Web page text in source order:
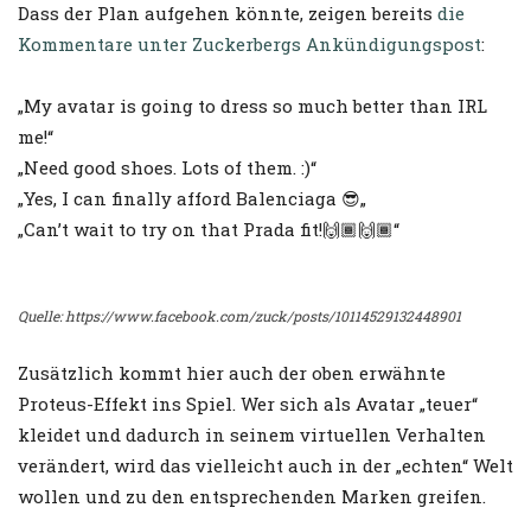
Dass der Plan aufgehen könnte, zeigen bereits die
Kommentare unter Zuckerbergs Ankündigungspost:
„My avatar is going to dress so much better than IRL
me!“
„Need good shoes. Lots of them. :)“
„Yes, I can finally afford Balenciaga 😎„
„Can’t wait to try on that Prada fit!🙌🏾🙌🏾“
Quelle: https://www.facebook.com/zuck/posts/10114529132448901
Zusätzlich kommt hier auch der oben erwähnte
Proteus-Effekt ins Spiel. Wer sich als Avatar „teuer“
kleidet und dadurch in seinem virtuellen Verhalten
verändert, wird das vielleicht auch in der „echten“ Welt
wollen und zu den entsprechenden Marken greifen.